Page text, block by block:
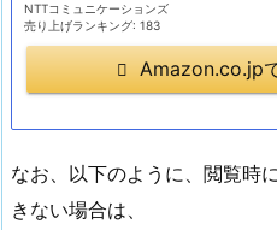
NTTコミュニケーションズ
売り上げランキング: 183
Amazon.co.jp
なお、以下のように、閲覧時
きない場合は、